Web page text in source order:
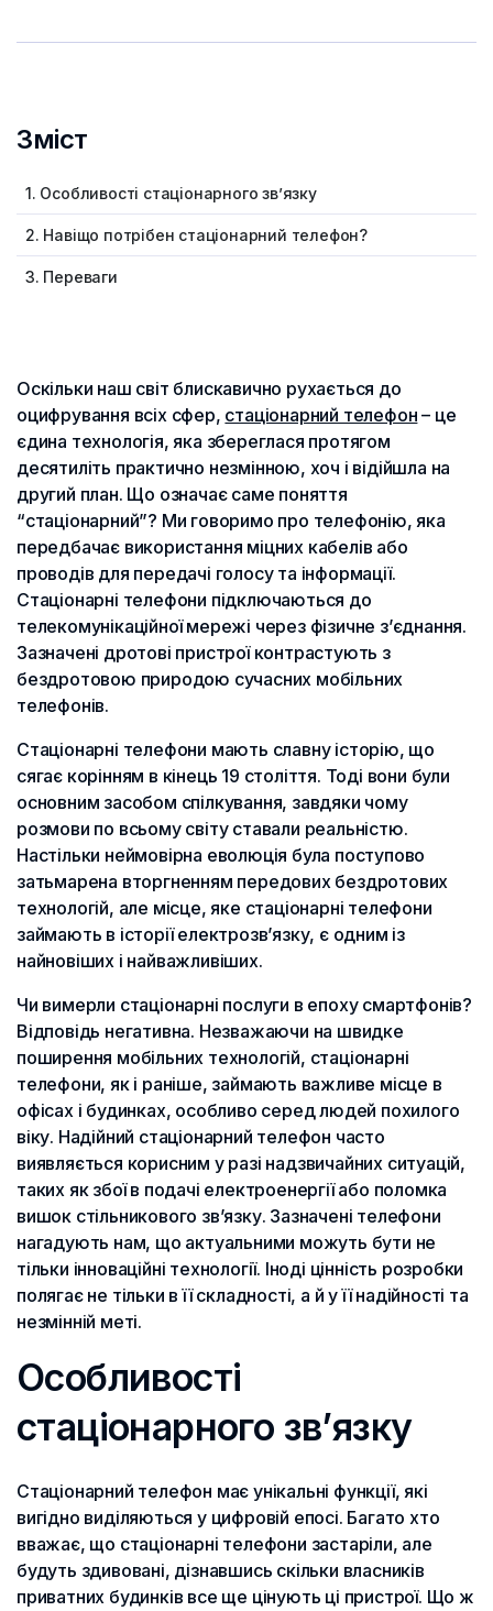
Зміст
1. Особливості стаціонарного зв’язку
2. Навіщо потрібен стаціонарний телефон?
3. Переваги
Оскільки наш світ блискавично рухається до
оцифрування всіх сфер, стаціонарний телефон – це
єдина технологія, яка збереглася протягом
десятиліть практично незмінною, хоч і відійшла на
другий план. Що означає саме поняття
“стаціонарний”? Ми говоримо про телефонію, яка
передбачає використання міцних кабелів або
проводів для передачі голосу та інформації.
Стаціонарні телефони підключаються до
телекомунікаційної мережі через фізичне з’єднання.
Зазначені дротові пристрої контрастують з
бездротовою природою сучасних мобільних
телефонів.
Стаціонарні телефони мають славну історію, що
сягає корінням в кінець 19 століття. Тоді вони були
основним засобом спілкування, завдяки чому
розмови по всьому світу ставали реальністю.
Настільки неймовірна еволюція була поступово
затьмарена вторгненням передових бездротових
технологій, але місце, яке стаціонарні телефони
займають в історії електрозв’язку, є одним із
найновіших і найважливіших.
Чи вимерли стаціонарні послуги в епоху смартфонів?
Відповідь негативна. Незважаючи на швидке
поширення мобільних технологій, стаціонарні
телефони, як і раніше, займають важливе місце в
офісах і будинках, особливо серед людей похилого
віку. Надійний стаціонарний телефон часто
виявляється корисним у разі надзвичайних ситуацій,
таких як збої в подачі електроенергії або поломка
вишок стільникового зв’язку. Зазначені телефони
нагадують нам, що актуальними можуть бути не
тільки інноваційні технології. Іноді цінність розробки
полягає не тільки в її складності, а й у її надійності та
незмінній меті.
Особливості
стаціонарного зв’язку
Стаціонарний телефон має унікальні функції, які
вигідно виділяються у цифровій епосі. Багато хто
вважає, що стаціонарні телефони застаріли, але
будуть здивовані, дізнавшись скільки власників
приватних будинків все ще цінують ці пристрої. Що ж